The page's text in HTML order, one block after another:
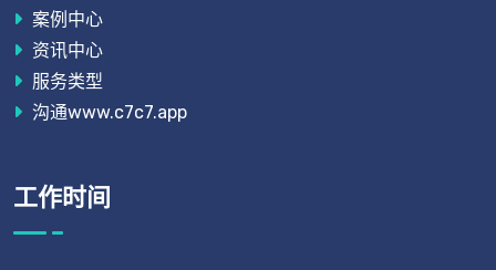
案例中心
资讯中心
服务类型
沟通www.c7c7.app
工作时间